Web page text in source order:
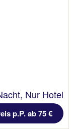
Nur Hotel
p.P. ab 75 €